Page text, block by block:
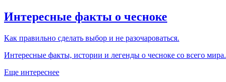
Интересные факты о чесноке
Как правильно сделать выбор и не разочароваться.
Интересные факты, истории и легенды о чесноке со всего мира.
Еще интереснее